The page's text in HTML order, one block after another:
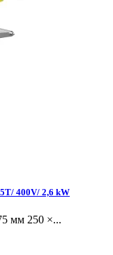
400V/ 2,6 kW
мм 250 ×...